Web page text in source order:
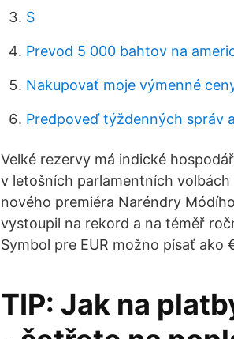
S
Prevod 5 000 bahtov na
Nakupovať moje výmenné
Predpoveď týždenných správ
Velké rezervy má indické
v letošních parlamentních
nového premiéra Naréndry
vystoupil na rekord a na téměř
Symbol pre EUR možno písať ako
TIP: Jak na